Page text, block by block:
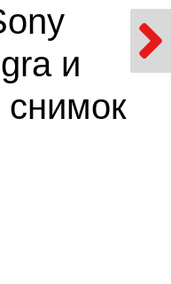
и
снимок